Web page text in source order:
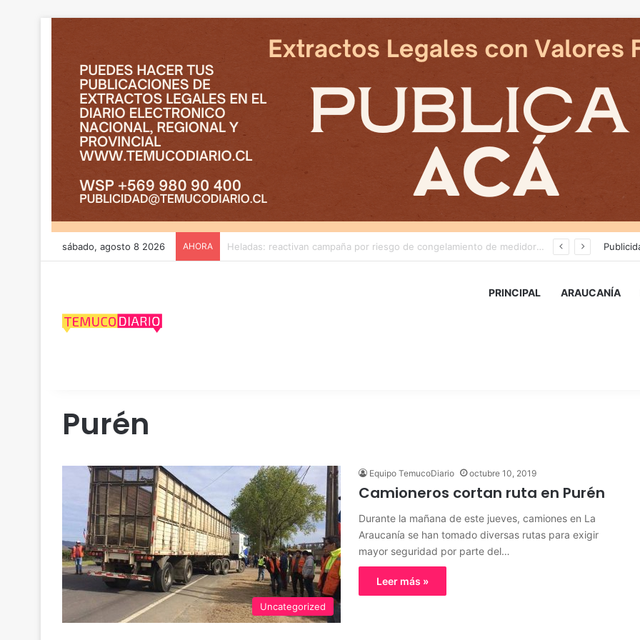
sábado, agosto 8 2026 AHORA Deportes Temuco termina relación contractual con Arturo Sanhueza tras derrota ante Copiapó
PRINCIPAL ARAUCANÍA
Purén
Uncategorized
Equipo TemucoDiario octubre 10, 2019
Camioneros cortan ruta en Purén
Durante la mañana de este jueves, camiones en La
Araucanía se han tomado diversas rutas para exigir
mayor seguridad por parte del…
Leer más »